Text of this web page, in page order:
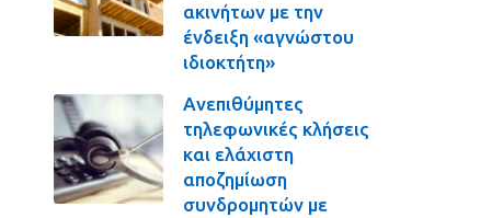
ακινήτων με την
ένδειξη «αγνώστου
ιδιοκτήτη»
Ανεπιθύμητες
τηλεφωνικές κλήσεις
και ελάχιστη
αποζημίωση
συνδρομητών με